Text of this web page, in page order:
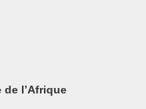
l’Afrique